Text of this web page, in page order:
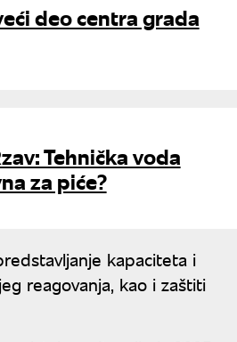
deo centra grada
Tehnička voda
za piće?
kapaciteta i
reagovanja, kao i zaštiti